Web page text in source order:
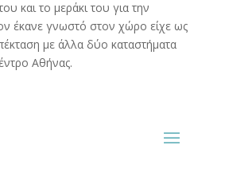
και το μεράκι του για την
έκανε γνωστό στον χώρο είχε ως
με άλλα δύο καταστήματα
Αθήνας.